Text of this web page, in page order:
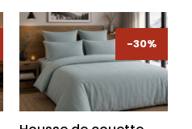
-30%